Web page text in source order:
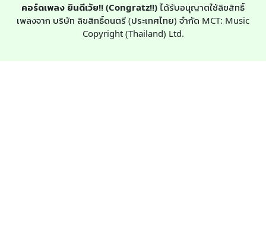
คอร์ดเพลง ยินดีเว้ย!! (Congratz!!) ได้รับอนุญาตใช้ลิขสิทธิ์
เพลงจาก บริษัท ลิขสิทธิ์ดนตรี (ประเทศไทย) จำกัด MCT: Music
Copyright (Thailand) Ltd.